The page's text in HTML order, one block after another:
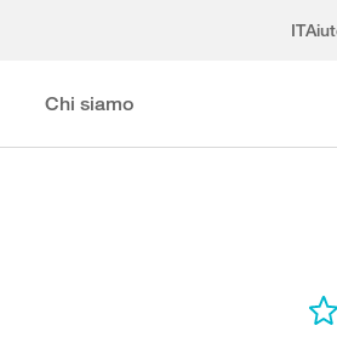
IT
Chi siamo